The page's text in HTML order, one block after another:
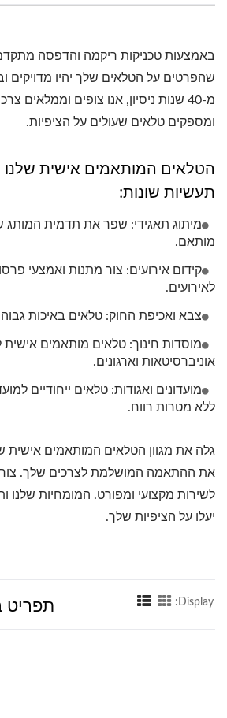
באמצעות טכניקות ריקמה והדפסה
שהפרטים על הטלאים שלך יהיו מדויקים
מ-40 שנות ניסיון, אנו צופים וממלאים
ומספקים טלאים שעולים על הציפיות.
הטלאים המותאמים אישית
תעשיות שונות:
מיתוג תאגידי: שפר את תדמית המותג
מותאם.
קידום אירועים: צור מתנות ואמצעי
לאירועים.
צבא ואכיפת החוק: טלאים באיכות
מוסדות חינוך: טלאים מותאמים
אוניברסיטאות וארגונים.
מועדונים ואגודות: טלאים ייחודיים
ללא מטרות רווח.
גלה את מגוון הטלאים המותאמים אישית
את ההתאמה המושלמת לצרכים שלך. צור
לשירות מקצועי ומפורט. המומחיות שלנו
יעלו על הציפיות שלך.
Display: